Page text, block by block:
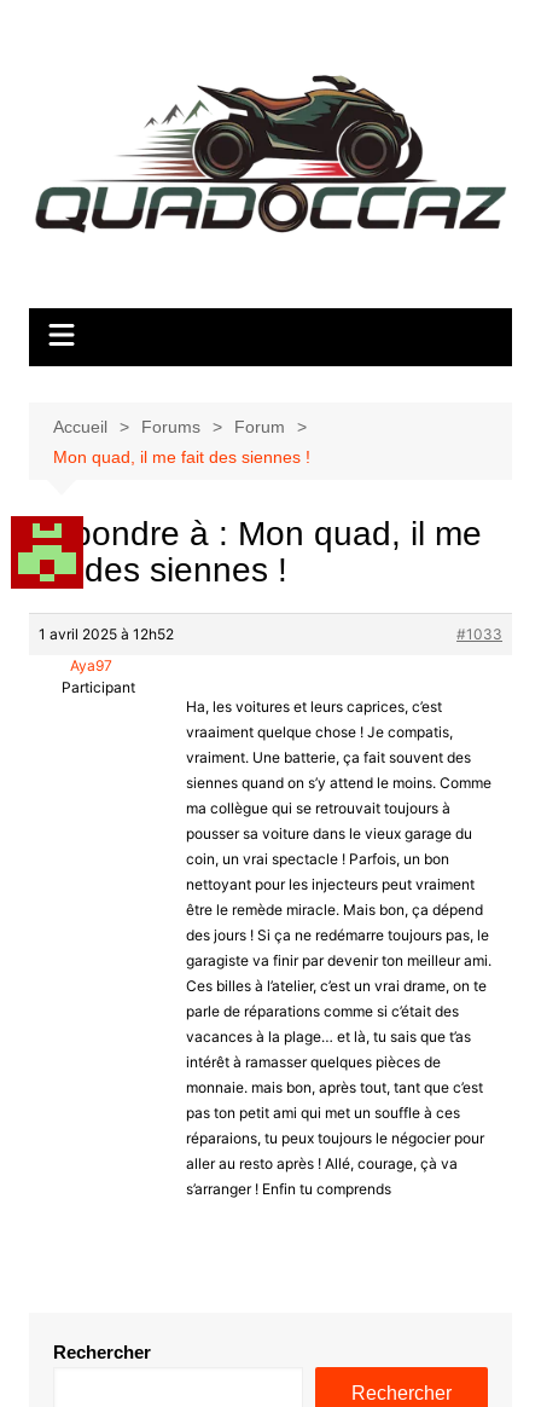
Accueil Forums
Forum
Mon quad, il me fait des siennes !
Répondre à : Mon quad, il me
fait des siennes !
1 avril 2025 à 12h52
#1033
Aya97
Participant
Ha, les voitures et leurs caprices, c’est
vraaiment quelque chose ! Je compatis,
vraiment. Une batterie, ça fait souvent des
siennes quand on s’y attend le moins. Comme
ma collègue qui se retrouvait toujours à
pousser sa voiture dans le vieux garage du
coin, un vrai spectacle ! Parfois, un bon
nettoyant pour les injecteurs peut vraiment
être le remède miracle. Mais bon, ça dépend
des jours ! Si ça ne redémarre toujours pas, le
garagiste va finir par devenir ton meilleur ami.
Ces billes à l’atelier, c’est un vrai drame, on te
parle de réparations comme si c’était des
vacances à la plage… et là, tu sais que t’as
intérêt à ramasser quelques pièces de
monnaie. mais bon, après tout, tant que c’est
pas ton petit ami qui met un souffle à ces
réparaions, tu peux toujours le négocier pour
aller au resto après ! Allé, courage, çà va
s’arranger ! Enfin tu comprends
Rechercher
Rechercher